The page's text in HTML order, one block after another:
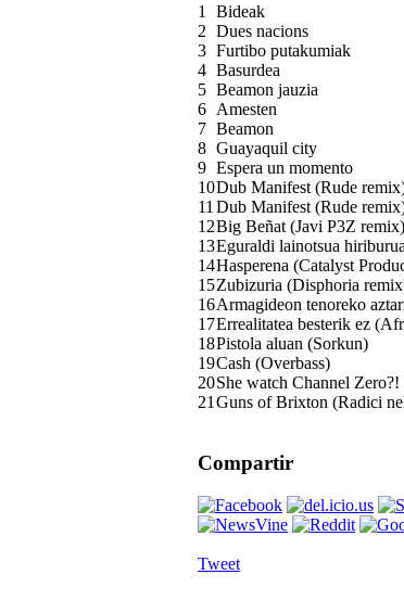
1
Bideak
2 Dues nacions
3 Furtibo putakumiak
4 Basurdea
5 Beamon jauzia
6 Amesten
7 Beamon
8 Guayaquil city
9 Espera un momento
10Dub Manifest (Rude
11 Dub Manifest (Rude
12Big Beñat (Javi P3Z remix)
13Eguraldi lainotsua
14Hasperena (Catalyst
15Zubizuria (Disphoria
16Armagideon tenoreko
17Errealitatea besterik ez
18Pistola aluan (Sorkun)
19Cash (Overbass)
20She watch Channel
21 Guns of Brixton (Radici
Compartir
Tweet